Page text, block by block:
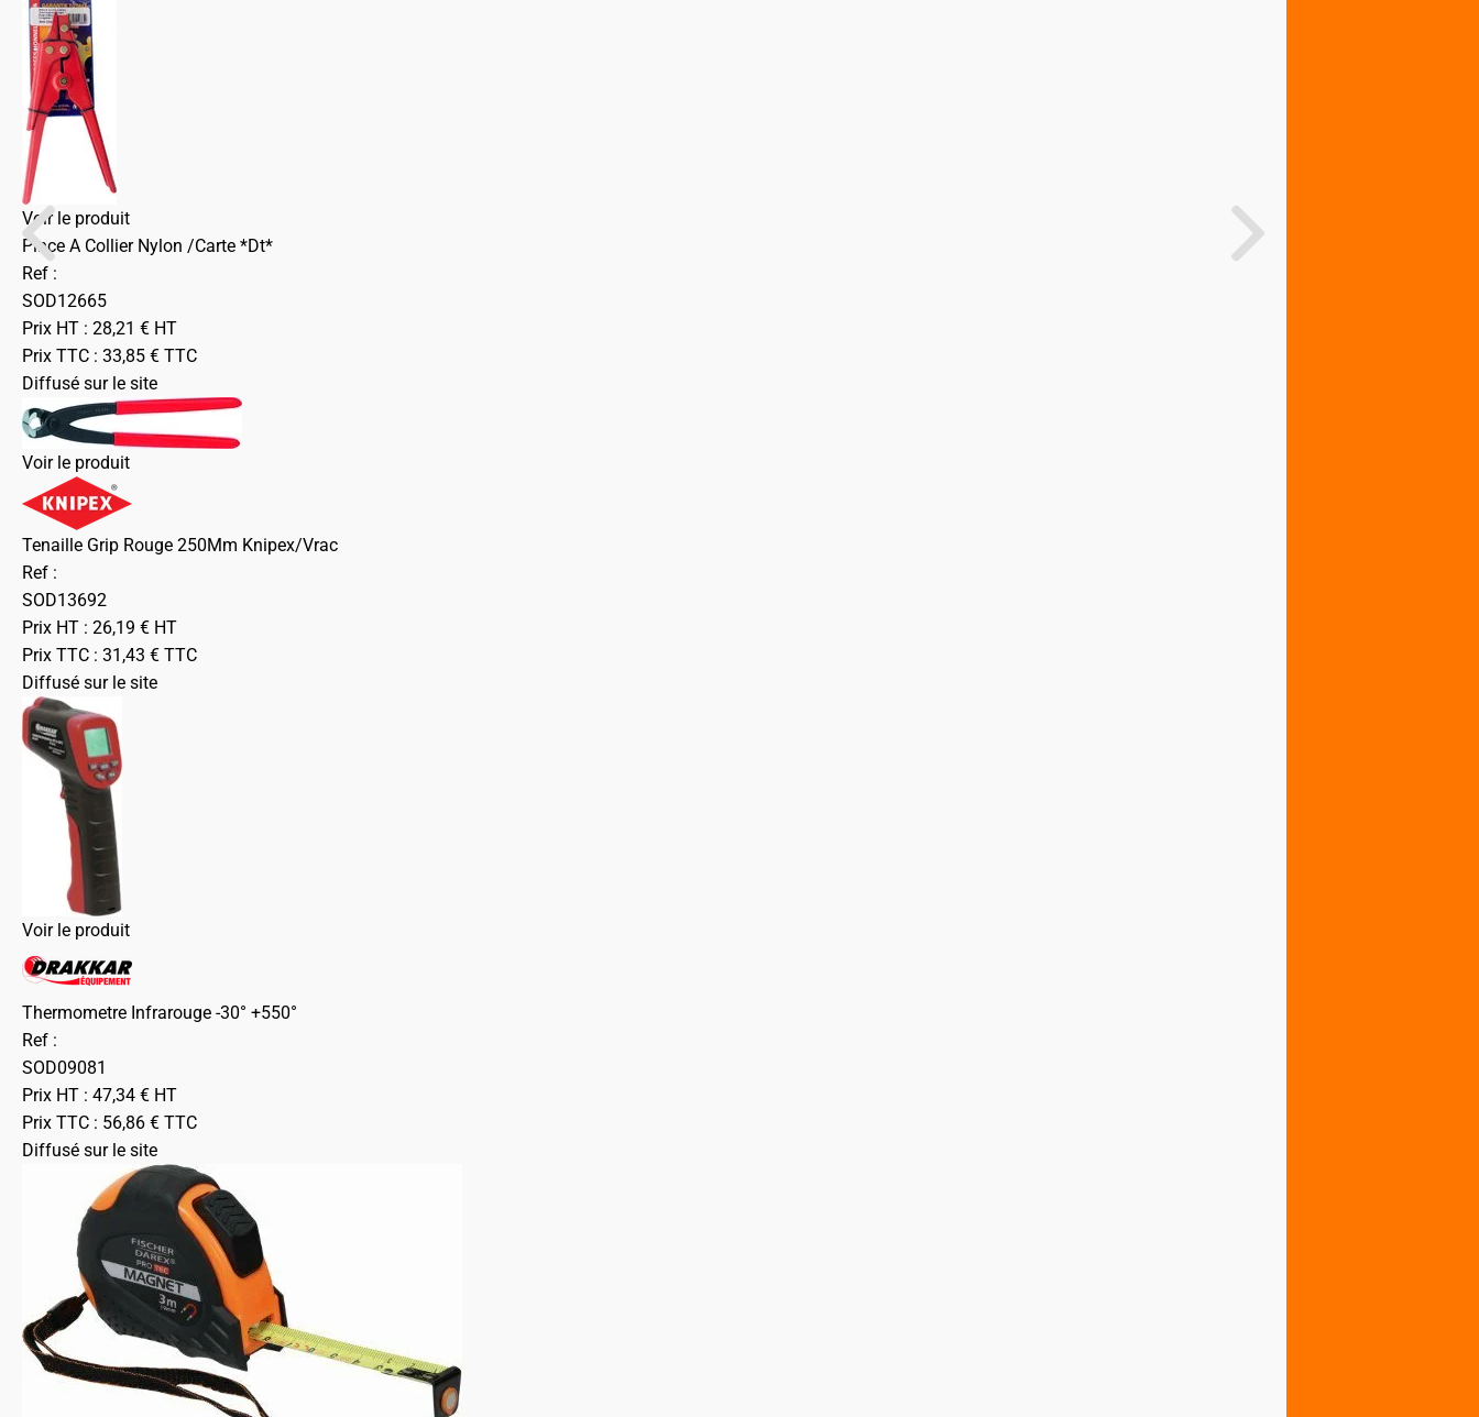
Voir le produit
Pince A Collier Nylon /Carte *Dt*
Ref :
SOD12665
Prix HT : 28,21 € HT
Prix TTC : 33,85 € TTC
Diffusé sur le site
Voir le produit
Tenaille Grip Rouge 250Mm Knipex/Vrac
Ref :
SOD13692
Prix HT : 26,19 € HT
Prix TTC : 31,43 € TTC
Diffusé sur le site
Voir le produit
Thermometre Infrarouge -30° +550°
Ref :
SOD09081
Prix HT : 47,34 € HT
Prix TTC : 56,86 € TTC
Diffusé sur le site